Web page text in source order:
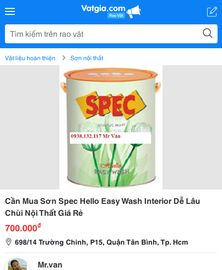
Vật liệu hoàn thiện Sơn nội thất
Cần Mua Sơn Spec Hello Easy Wash Interior Dễ Lâu
Chùi Nội Thất Giá Rẻ
700.000₫
698/14 Trường Chinh, P15, Quận Tân Bình, Tp. Hcm
Mr.van